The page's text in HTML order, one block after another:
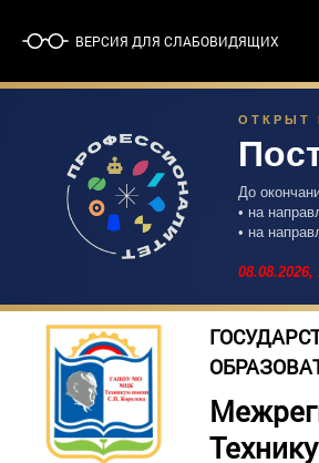
ВЕРСИЯ ДЛЯ СЛАБОВИДЯЩИХ
ОТКРЫТ
До
• на
• на
08.08.2026,